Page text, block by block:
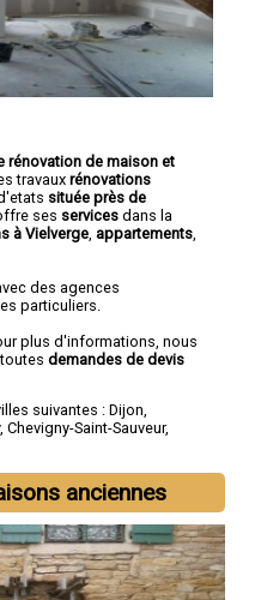
rénovation de maison et
travaux rénovations
située près de
ses services dans la
à Vielverge appartements
des agences
particuliers.
plus d'informations, nous
demandes de devis
suivantes : Dijon,
, Chevigny-Saint-Sauveur,
anciennes